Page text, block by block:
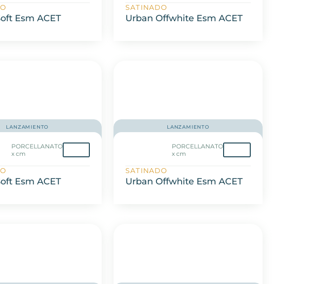
Esm ACET
SATINADO
Urban Offwhite Esm ACET
LANZAMIENTO
PORCELLANATO
x cm
Esm ACET
LANZAMIENTO
PORCELLANATO
x cm
SATINADO
Urban Offwhite Esm ACET